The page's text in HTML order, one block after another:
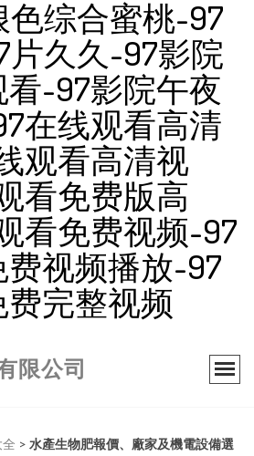
色综合蜜桃-97
片久久-97影院
-97影院午夜
在线观看高清
观看高清视
看免费版高
看免费视频-97
视频播放-97
完整视频
限公司
> 水產生物肥報價、廠家及機電設備選